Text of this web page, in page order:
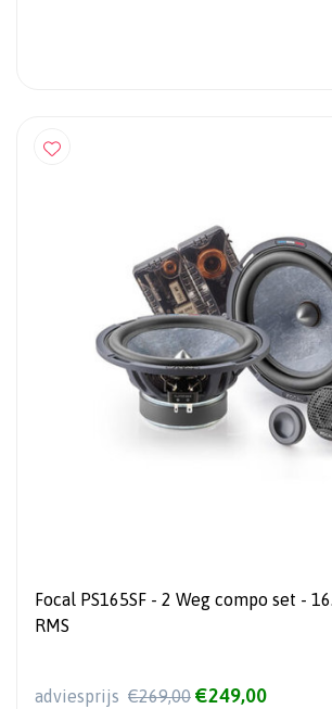
Focal PS165SF - 2 Weg compo set -
RMS
adviesprijs €269,00 €249,00